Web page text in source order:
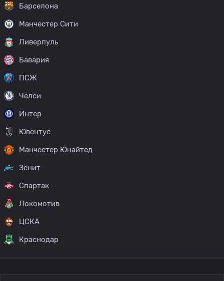
Барселона
Манчестер Сити
Ливерпуль
Бавария
ПСЖ
Челси
Интер
Ювентус
Манчестер Юнайтед
Зенит
Спартак
Локомотив
ЦСКА
Краснодар